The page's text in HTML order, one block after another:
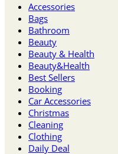
Accessories
Bags
Bathroom
Beauty
Beauty & Health
Beauty&Health
Best Sellers
Booking
Car Accessories
Christmas
Cleaning
Clothing
Daily Deal